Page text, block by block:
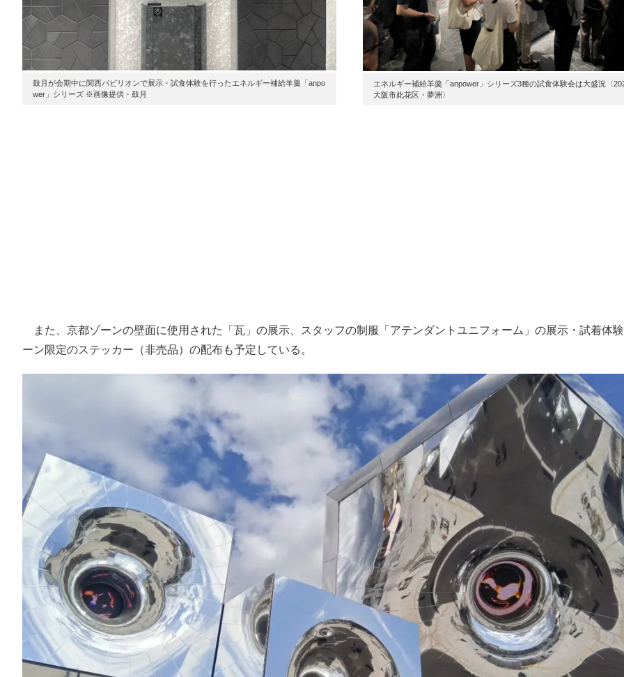
鼓月が会期中に関西パビリオンで展示・試食体験を行ったエネルギー補給羊羹「anpo
wer」シリーズ ※画像提供・鼓月
エネルギー補給羊羹「anpower」シリーズ3種の試食体験会は大盛況〈
大阪市此花区・夢洲〉
また、京都ゾーンの壁面に使用された「瓦」の展示、スタッフの制服「アテンダントユニフォーム」の展示・試着体
ーン限定のステッカー（非売品）の配布も予定している。